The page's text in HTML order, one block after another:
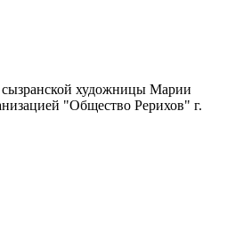
сызранской художницы Марии
"Общество Рерихов" г.